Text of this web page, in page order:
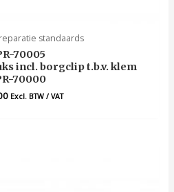
standaards
70005
incl. borgclip t.b.v. klem
70000
Excl. BTW / VAT